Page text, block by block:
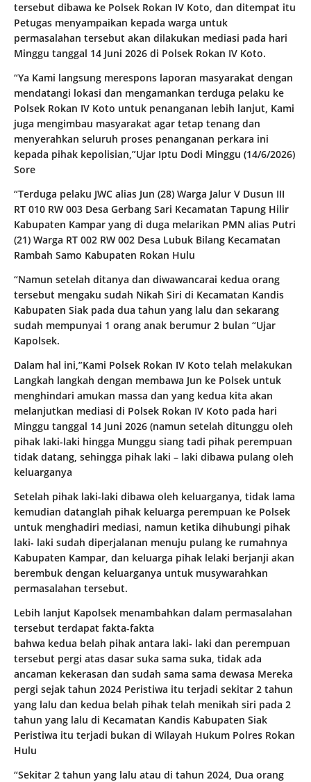
tersebut dibawa ke Polsek Rokan IV Koto, dan ditempat itu
Petugas menyampaikan kepada warga untuk
permasalahan tersebut akan dilakukan mediasi pada hari
Minggu tanggal 14 Juni 2026 di Polsek Rokan IV Koto.
“Ya Kami langsung merespons laporan masyarakat dengan
mendatangi lokasi dan mengamankan terduga pelaku ke
Polsek Rokan IV Koto untuk penanganan lebih lanjut, Kami
juga mengimbau masyarakat agar tetap tenang dan
menyerahkan seluruh proses penanganan perkara ini
kepada pihak kepolisian,”Ujar Iptu Dodi Minggu (14/6/2026)
Sore
“Terduga pelaku JWC alias Jun (28) Warga Jalur V Dusun III
RT 010 RW 003 Desa Gerbang Sari Kecamatan Tapung Hilir
Kabupaten Kampar yang di duga melarikan PMN alias Putri
(21) Warga RT 002 RW 002 Desa Lubuk Bilang Kecamatan
Rambah Samo Kabupaten Rokan Hulu
“Namun setelah ditanya dan diwawancarai kedua orang
tersebut mengaku sudah Nikah Siri di Kecamatan Kandis
Kabupaten Siak pada dua tahun yang lalu dan sekarang
sudah mempunyai 1 orang anak berumur 2 bulan “Ujar
Kapolsek.
Dalam hal ini,”Kami Polsek Rokan IV Koto telah melakukan
Langkah langkah dengan membawa Jun ke Polsek untuk
menghindari amukan massa dan yang kedua kita akan
melanjutkan mediasi di Polsek Rokan IV Koto pada hari
Minggu tanggal 14 Juni 2026 (namun setelah ditunggu oleh
pihak laki-laki hingga Munggu siang tadi pihak perempuan
tidak datang, sehingga pihak laki – laki dibawa pulang oleh
keluarganya
Setelah pihak laki-laki dibawa oleh keluarganya, tidak lama
kemudian datanglah pihak keluarga perempuan ke Polsek
untuk menghadiri mediasi, namun ketika dihubungi pihak
laki- laki sudah diperjalanan menuju pulang ke rumahnya
Kabupaten Kampar, dan keluarga pihak lelaki berjanji akan
berembuk dengan keluarganya untuk musywarahkan
permasalahan tersebut.
Lebih lanjut Kapolsek menambahkan dalam permasalahan
tersebut terdapat fakta-fakta
bahwa kedua belah pihak antara laki- laki dan perempuan
tersebut pergi atas dasar suka sama suka, tidak ada
ancaman kekerasan dan sudah sama sama dewasa Mereka
pergi sejak tahun 2024 Peristiwa itu terjadi sekitar 2 tahun
yang lalu dan kedua belah pihak telah menikah siri pada 2
tahun yang lalu di Kecamatan Kandis Kabupaten Siak
Peristiwa itu terjadi bukan di Wilayah Hukum Polres Rokan
Hulu
“Sekitar 2 tahun yang lalu atau di tahun 2024, Dua orang